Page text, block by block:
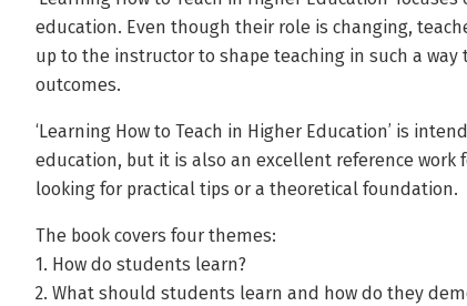
education. Even though their role is changing,
up to the instructor to shape teaching in such a
outcomes.
‘Learning How to Teach in Higher Education’ is
education, but it is also an excellent reference work
looking for practical tips or a theoretical foundation.
The book covers four themes:
1. How do students learn?
2. What should students learn and how do they